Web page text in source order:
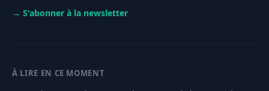
→ S'abonner à la newsletter
À LIRE EN CE MOMENT